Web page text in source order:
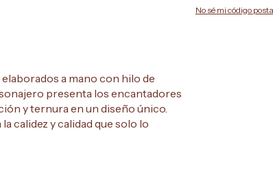
No sé mi código
elaborados a mano con hilo de
presenta los encantadores
y ternura en un diseño único.
calidez y calidad que solo lo